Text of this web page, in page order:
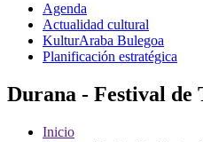
Agenda
Actualidad cultural
KulturAraba Bulegoa
Planificación estratégica
Durana - Festival
Inicio